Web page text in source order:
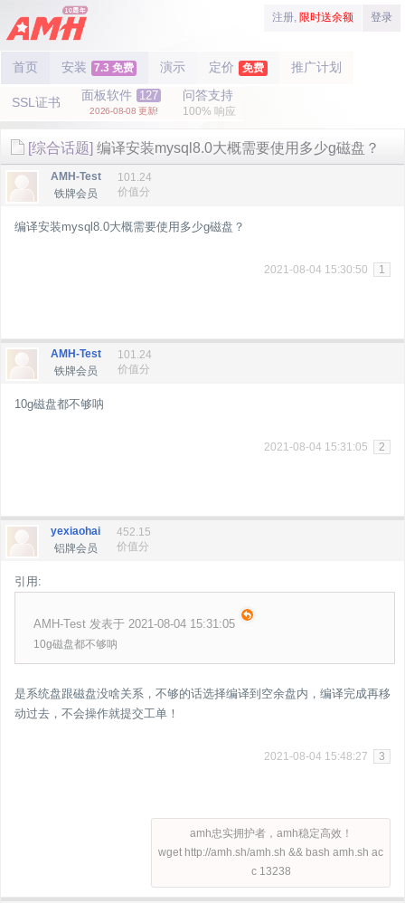
注册, 限时送余额 登录
首页 安装 7.3 免费 演示 定价 免费 推广计划
SSL证书 面板软件 127
2026-08-08 更新!
问答支持
100% 响应
[综合话题] 编译安装mysql8.0大概需要使用多少g磁盘？
AMH-Test
铁牌会员
101.24
价值分
编译安装mysql8.0大概需要使用多少g磁盘？
2021-08-04 15:30:50 1
AMH-Test
铁牌会员
101.24
价值分
10g磁盘都不够呐
2021-08-04 15:31:05 2
yexiaohai
铝牌会员
452.15
价值分
引用:
AMH-Test 发表于 2021-08-04 15:31:05
10g磁盘都不够呐
是系统盘跟磁盘没啥关系，不够的话选择编译到空余盘内，编译完成再移
动过去，不会操作就提交工单！
2021-08-04 15:48:27 3
amh忠实拥护者，amh稳定高效！
wget http://amh.sh/amh.sh && bash amh.sh ac
c 13238